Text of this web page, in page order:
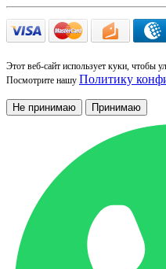
Этот веб-сайт использует куки, чтобы
Посмотрите нашу Политику
Не принимаю Принимаю